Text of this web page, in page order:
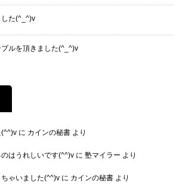
た(^_^)v
ルを頂きました(^_^)v
(^^)v に カインの秘書 より
はうれしいです(^^)v に 塾マイラー より
ゃいました(^^)v に カインの秘書 より